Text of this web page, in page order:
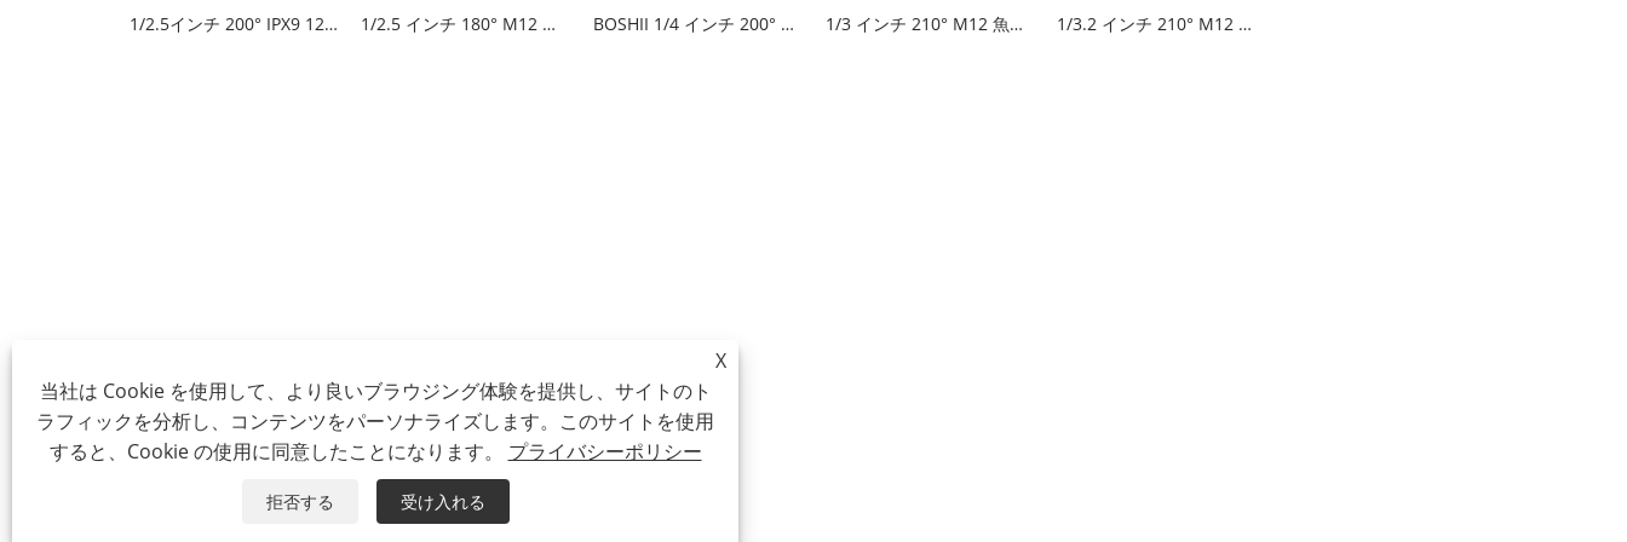
1/2.5インチ 200° IPX9 12MP 魚眼レンズ 1/2.5 インチ 180° M12 魚眼レンズ BOSHII 1/4 インチ 200° M12 魚眼レンズ 1/3 インチ 210° M12 魚眼レンズ 1/3.2 インチ 210° M12 魚眼レンズ
X
当社は Cookie を使用して、より良いブラウジング体験を提供し、サイトのト
ラフィックを分析し、コンテンツをパーソナライズします。このサイトを使用
すると、Cookie の使用に同意したことになります。 プライバシーポリシー
拒否する 受け入れる